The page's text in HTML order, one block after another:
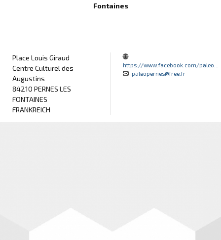
Fontaines
Place Louis Giraud
Centre Culturel des
Augustins
84210 PERNES LES
FONTAINES
FRANKREICH
https://www.facebook.com/paleo...
paleopernes@free.fr